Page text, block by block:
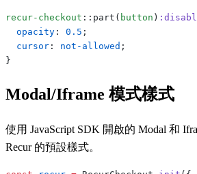
recur-checkout ::part( button )
  opacity
: 0.5 ;
  cursor
: not-allowed ;
}
Modal/Iframe 模式樣式
使用 JavaScript SDK 開啟的 Modal 和
Recur 的預設樣式。